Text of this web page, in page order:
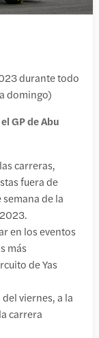
durante todo
domingo)
GP de Abu
carreras,
fuera de
de la
en los eventos
más
de Yas
viernes, a la
carrera